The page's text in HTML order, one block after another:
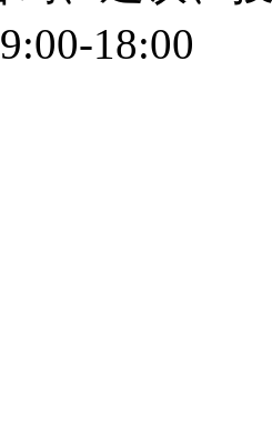
18:00